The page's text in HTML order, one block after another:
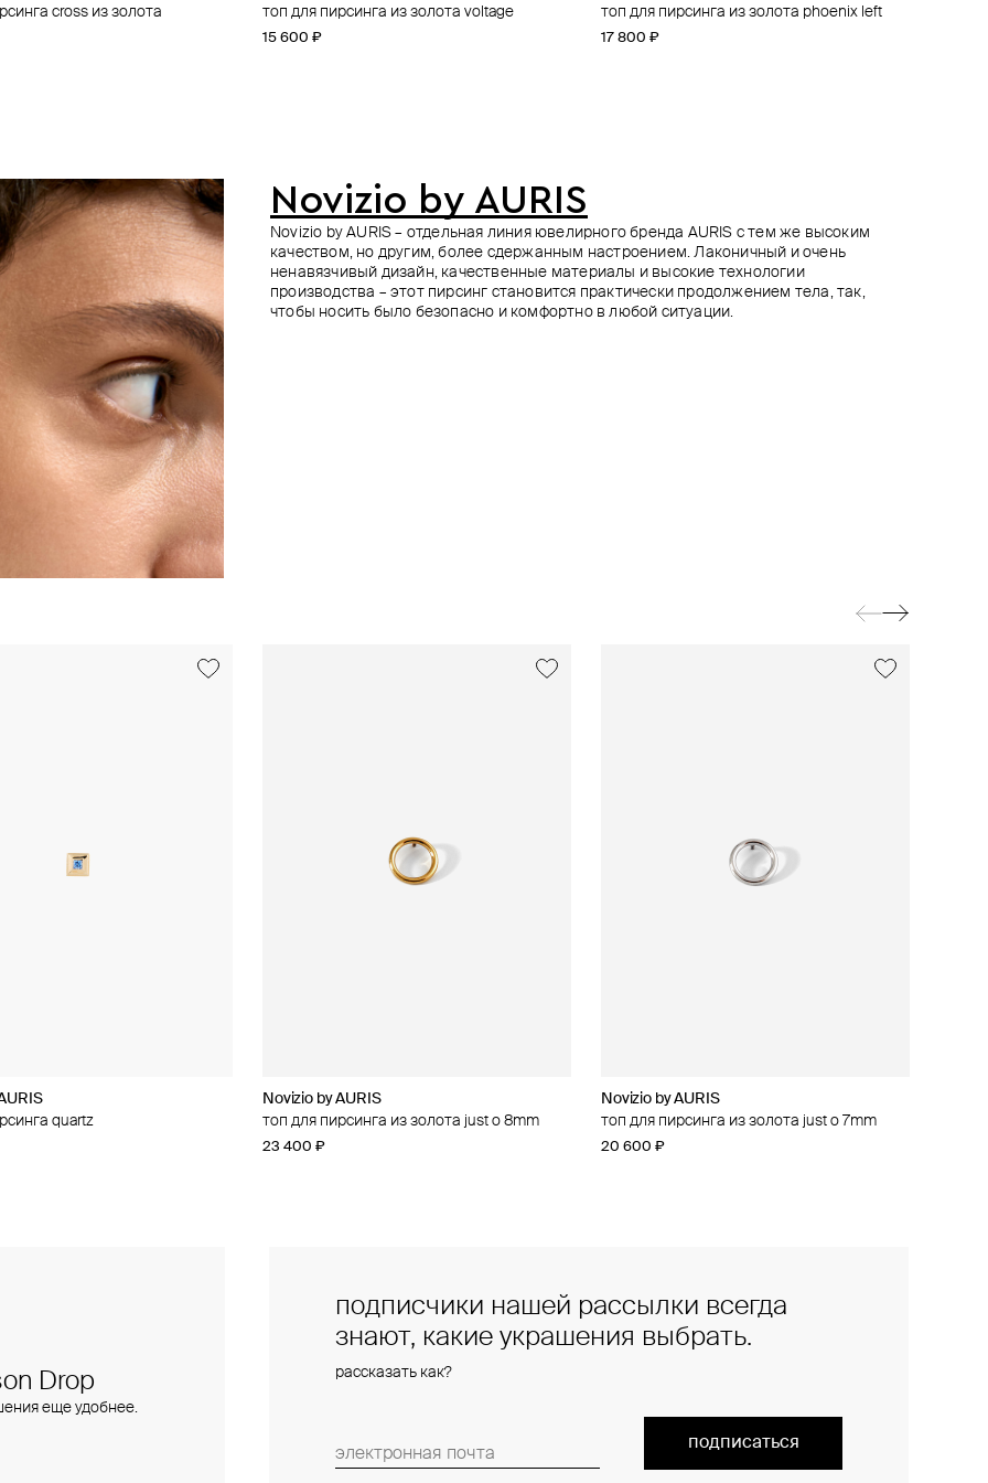
cross из золота
топ для пирсинга из золота voltage
15 600 ₽
топ для пирсинга из золота phoenix left
17 800 ₽
из золота ohm
пирсинг из белого золота
12 700 ₽
топ для пирсинга phoenix из золота
17 800 ₽
из золота threeleaf
топ для пирсинга из золота dagger
14 300 ₽
топ для пирсинга из золота blank line
14 500 ₽
из золота concentric
топ для пирсинга из золота water rhombus
13 500 ₽
топ для пирсинга из золота disk
12 400 ₽
Novizio by AURIS
Novizio by AURIS – отдельная линия ювелирного бренда AURIS с тем же высоким
качеством, но другим, более сдержанным настроением. Лаконичный и очень
ненавязчивый дизайн, качественные материалы и высокие технологии
производства – этот пирсинг становится практически продолжением тела, так,
чтобы носить было безопасно и комфортно в любой ситуации.
quartz
Novizio by AURIS
топ для пирсинга из золота just o 8mm
23 400 ₽
Novizio by AURIS
топ для пирсинга из золота just o 7mm
20 600 ₽
из золота amour contour
Novizio by AURIS
топ для пирсинга из золота line
14 500 ₽
подписчики нашей рассылки всегда
знают, какие украшения выбрать.
рассказать как?
подписаться
Drop
еще удобнее.